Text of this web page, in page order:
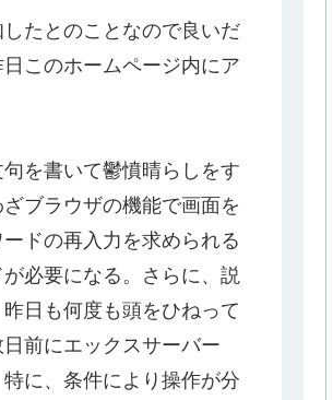
たとのことなので良いだ
このホームページ内にア
を書いて鬱憤晴らしをす
ブラウザの機能で画面を
ドの再入力を求められる
必要になる。さらに、説
日も何度も頭をひねって
前にエックスサーバー
に、条件により操作が分